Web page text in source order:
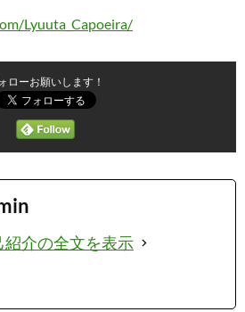
Lyuuta_Capoeira/
ローお願いします！
紹介の全文を表示